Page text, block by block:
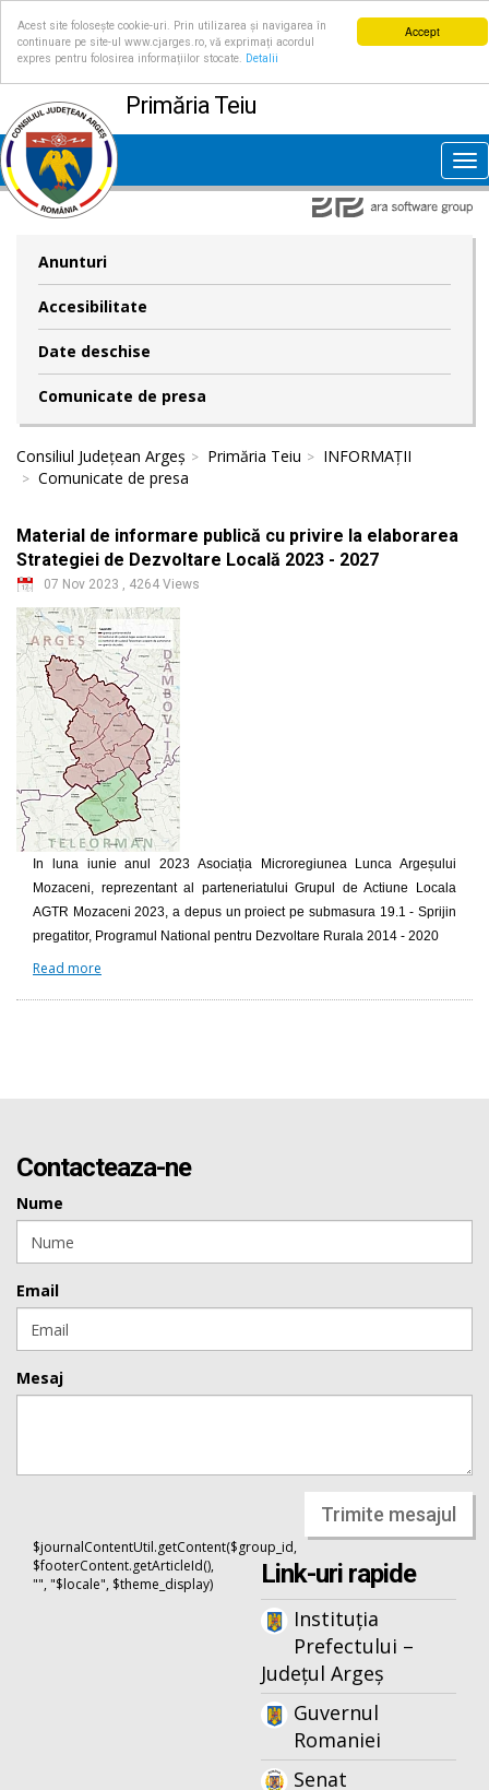
Accept
Acest site folosește cookie-uri. Prin utilizarea și navigarea în
continuare pe site-ul www.cjarges.ro, vă exprimați acordul
expres pentru folosirea informațiilor stocate.
Detalii
Primăria Teiu
Anunturi
Accesibilitate
Date deschise
Comunicate de presa
Consiliul Județean Argeș Primăria Teiu
INFORMAȚII
Comunicate de presa
Material de informare publică cu privire la elaborarea
Strategiei de Dezvoltare Locală 2023 - 2027
07 Nov 2023 , 4264 Views
In luna iunie anul 2023 Asociația Microregiunea Lunca Argeșului
Mozaceni, reprezentant al parteneriatului Grupul de Actiune Locala
AGTR Mozaceni 2023, a depus un proiect pe submasura 19.1 - Sprijin
pregatitor, Programul National pentru Dezvoltare Rurala 2014 - 2020
Read more
Contacteaza-ne
Nume
Email
Mesaj
Trimite mesajul
$journalContentUtil.getContent($group_id,
$footerContent.getArticleId(),
"", "$locale", $theme_display)
Link-uri rapide
Instituția
Prefectului –
Județul Argeș
Guvernul
Romaniei
Senat